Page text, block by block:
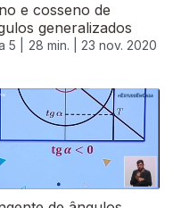
e cosseno de
generalizados
5 | 28 min. | 23 nov. 2020